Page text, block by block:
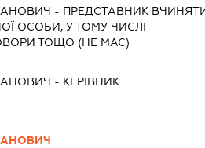
- ПРЕДСТАВНИК ВЧИНЯТИ
ОСОБИ, У ТОМУ ЧИСЛІ
ТОЩО (НЕ МАЄ)
- КЕРІВНИК